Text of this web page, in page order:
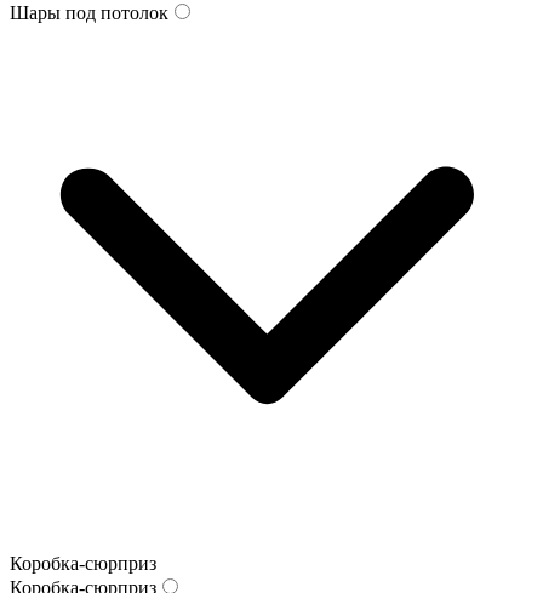
Шары под потолок
Коробка-сюрприз
Коробка-сюрприз